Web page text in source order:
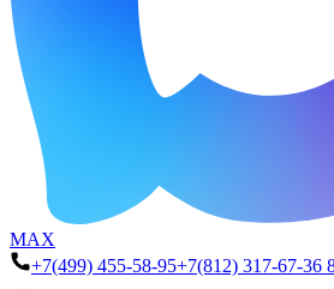
MAX
+7(499) 455-58-95+7(812) 317-67-36